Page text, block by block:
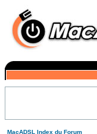
MacADSL Index du Forum